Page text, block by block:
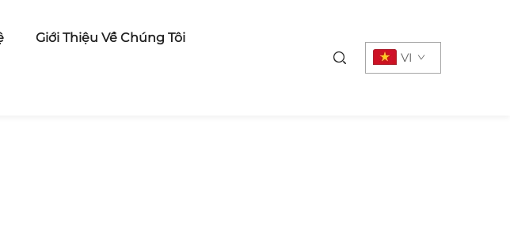
Giới Thiệu Về Chúng Tôi
VI